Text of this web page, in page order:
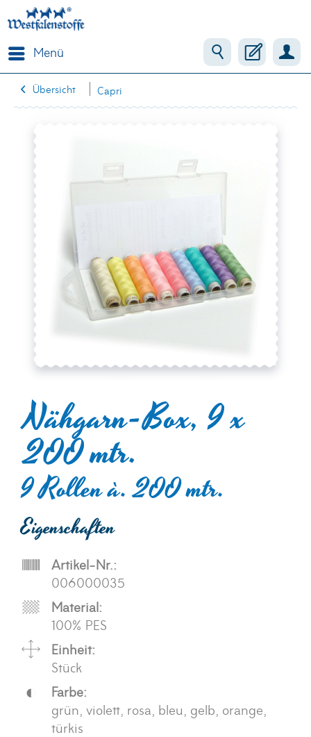
Menü
Übersicht Capri
Nähgarn-Box, 9 x
200 mtr.
9 Rollen à. 200 mtr.
Eigenschaften
Artikel-Nr.:
006000035
Material:
100% PES
Einheit:
Stück
Farbe:
grün, violett, rosa, bleu, gelb, orange,
türkis